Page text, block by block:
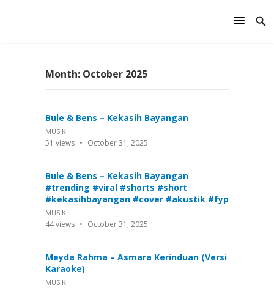
Month: October 2025
Bule & Bens – Kekasih Bayangan
MUSIK
51 views October 31, 2025
Bule & Bens – Kekasih Bayangan
#trending #viral #shorts #short
#kekasihbayangan #cover #akustik #fyp
MUSIK
44views October 31, 2025
Meyda Rahma – Asmara Kerinduan (Versi
Karaoke)
MUSIK